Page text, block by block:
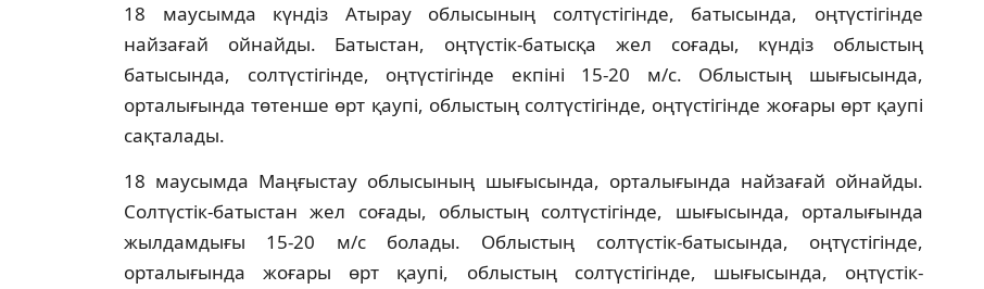
18 маусымда күндіз Атырау облысының солтүстігінде, батысында, оңтүстігінде
найзағай ойнайды. Батыстан, оңтүстік-батысқа жел соғады, күндіз облыстың
батысында, солтүстігінде, оңтүстігінде екпіні 15-20 м/с. Облыстың шығысында,
орталығында төтенше өрт қаупі, облыстың солтүстігінде, оңтүстігінде жоғары өрт қаупі
сақталады.
18 маусымда Маңғыстау облысының шығысында, орталығында найзағай ойнайды.
Солтүстік-батыстан жел соғады, облыстың солтүстігінде, шығысында, орталығында
жылдамдығы 15-20 м/с болады. Облыстың солтүстік-батысында, оңтүстігінде,
орталығында жоғары өрт қаупі, облыстың солтүстігінде, шығысында, оңтүстік-